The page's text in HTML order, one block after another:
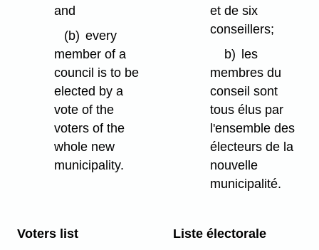
and
(b) every
member of a
council is to be
elected by a
vote of the
voters of the
whole new
municipality.
et de six
conseillers;
b) les
membres du
conseil sont
tous élus par
l'ensemble des
électeurs de la
nouvelle
municipalité.
Voters list
Liste électorale